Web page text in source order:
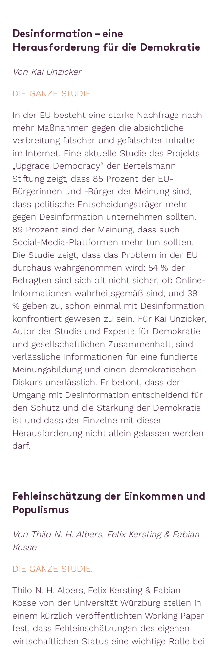
Desinformation – eine
Herausforderung für die Demokratie
Von Kai Unzicker
DIE GANZE STUDIE
In der EU besteht eine starke Nachfrage nach
mehr Maßnahmen gegen die absichtliche
Verbreitung falscher und gefälschter Inhalte
im Internet. Eine aktuelle Studie des Projekts
„Upgrade Democracy“ der Bertelsmann
Stiftung zeigt, dass 85 Prozent der EU-
Bürgerinnen und -Bürger der Meinung sind,
dass politische Entscheidungsträger mehr
gegen Desinformation unternehmen sollten.
89 Prozent sind der Meinung, dass auch
Social-Media-Plattformen mehr tun sollten.
Die Studie zeigt, dass das Problem in der EU
durchaus wahrgenommen wird: 54 % der
Befragten sind sich oft nicht sicher, ob Online-
Informationen wahrheitsgemäß sind, und 39
% geben zu, schon einmal mit Desinformation
konfrontiert gewesen zu sein. Für Kai Unzicker,
Autor der Studie und Experte für Demokratie
und gesellschaftlichen Zusammenhalt, sind
verlässliche Informationen für eine fundierte
Meinungsbildung und einen demokratischen
Diskurs unerlässlich. Er betont, dass der
Umgang mit Desinformation entscheidend für
den Schutz und die Stärkung der Demokratie
ist und dass der Einzelne mit dieser
Herausforderung nicht allein gelassen werden
darf.
Fehleinschätzung der Einkommen und
Populismus
Von Thilo N. H. Albers, Felix Kersting & Fabian
Kosse
DIE GANZE STUDIE.
Thilo N. H. Albers, Felix Kersting & Fabian
Kosse von der Universität Würzburg stellen in
einem kürzlich veröffentlichten Working Paper
fest, dass Fehleinschätzungen des eigenen
wirtschaftlichen Status eine wichtige Rolle bei